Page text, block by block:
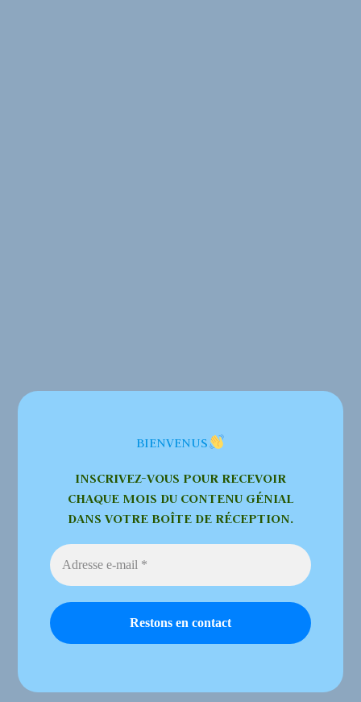
BIENVENUS
INSCRIVEZ-VOUS POUR RECEVOIR
CHAQUE MOIS DU CONTENU GÉNIAL
DANS VOTRE BOÎTE DE RÉCEPTION.